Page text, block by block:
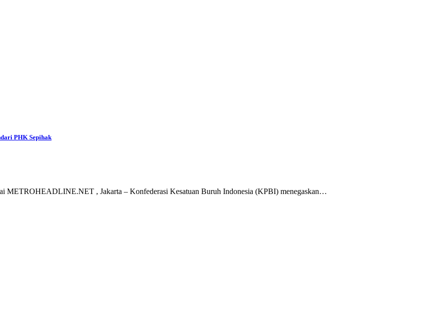
PHK Sepihak
METROHEADLINE.NET , Jakarta – Konfederasi Kesatuan Buruh Indonesia (KPBI) menegaskan…